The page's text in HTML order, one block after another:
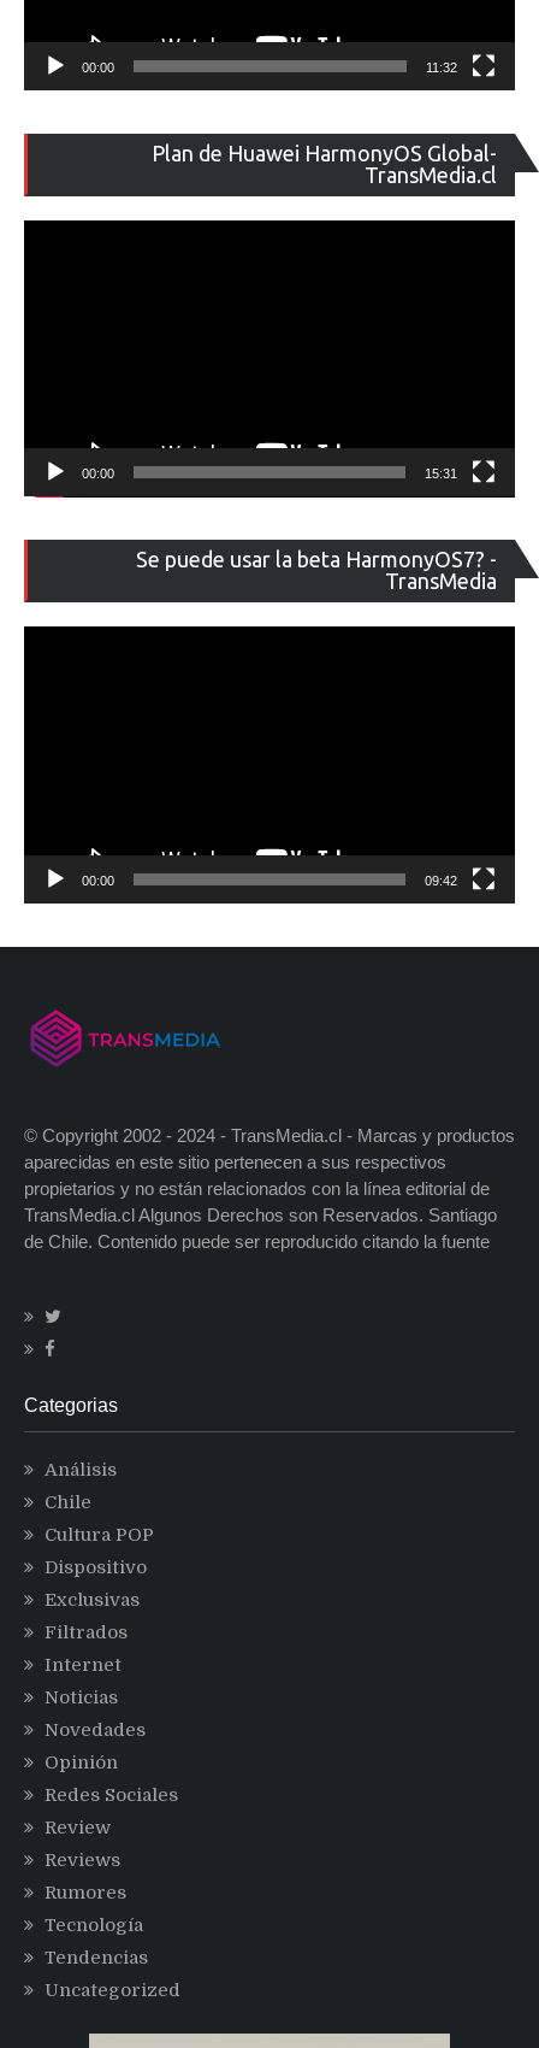
00:00 11:32
Plan de Huawei HarmonyOS Global-
TransMedia.cl
de
00:00 15:31
Se puede usar la beta HarmonyOS7? -
TransMedia
de
00:00 09:42
© Copyright 2002 - 2024 - TransMedia.cl - Marcas y productos
aparecidas en este sitio pertenecen a sus respectivos
propietarios y no están relacionados con la línea editorial de
TransMedia.cl Algunos Derechos son Reservados. Santiago
de Chile. Contenido puede ser reproducido citando la fuente
Categorias
Análisis
Chile
Cultura POP
Dispositivo
Exclusivas
Filtrados
Internet
Noticias
Novedades
Opinión
Redes Sociales
Review
Reviews
Rumores
Tecnología
Tendencias
Uncategorized